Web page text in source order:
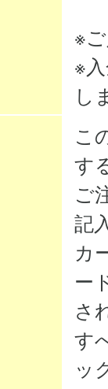
※
※
し
こ
す
ご
記
カ
ー
さ
す
ッ